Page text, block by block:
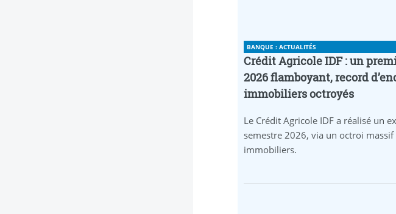
BANQUE : ACTUALITÉS
Crédit Agricole IDF : un
2026 flamboyant, record
immobiliers octroyés
Le Crédit Agricole IDF a réalisé un
semestre 2026, via un octroi massif
immobiliers.